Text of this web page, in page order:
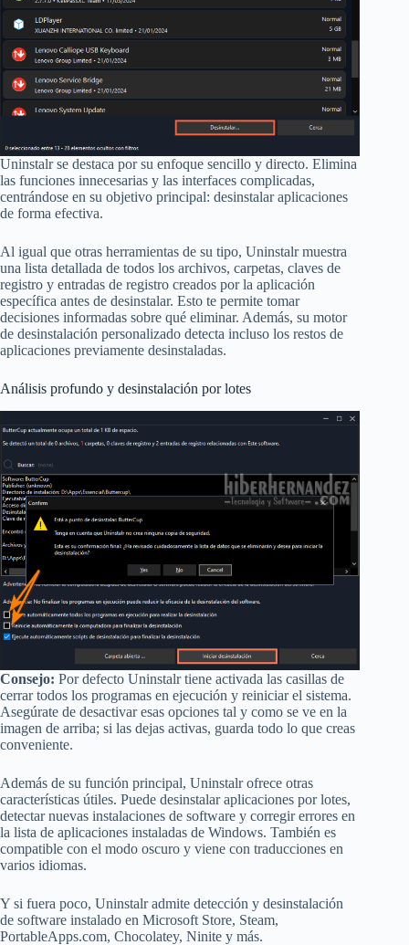
Uninstalr se destaca por su enfoque sencillo y directo. Elimina
las funciones innecesarias y las interfaces complicadas,
centrándose en su objetivo principal: desinstalar aplicaciones
de forma efectiva.
Al igual que otras herramientas de su tipo, Uninstalr muestra
una lista detallada de todos los archivos, carpetas, claves de
registro y entradas de registro creados por la aplicación
específica antes de desinstalar. Esto te permite tomar
decisiones informadas sobre qué eliminar. Además, su motor
de desinstalación personalizado detecta incluso los restos de
aplicaciones previamente desinstaladas.
Análisis profundo y desinstalación por lotes
Consejo: Por defecto Uninstalr tiene activada las casillas de
cerrar todos los programas en ejecución y reiniciar el sistema.
Asegúrate de desactivar esas opciones tal y como se ve en la
imagen de arriba; si las dejas activas, guarda todo lo que creas
conveniente.
Además de su función principal, Uninstalr ofrece otras
características útiles. Puede desinstalar aplicaciones por lotes,
detectar nuevas instalaciones de software y corregir errores en
la lista de aplicaciones instaladas de Windows. También es
compatible con el modo oscuro y viene con traducciones en
varios idiomas.
Y si fuera poco, Uninstalr admite detección y desinstalación
de software instalado en Microsoft Store, Steam,
PortableApps.com, Chocolatey, Ninite y más.